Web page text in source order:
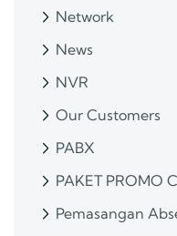
Network
News
NVR
Our Customers
PABX
PAKET PROMO
Pemasangan